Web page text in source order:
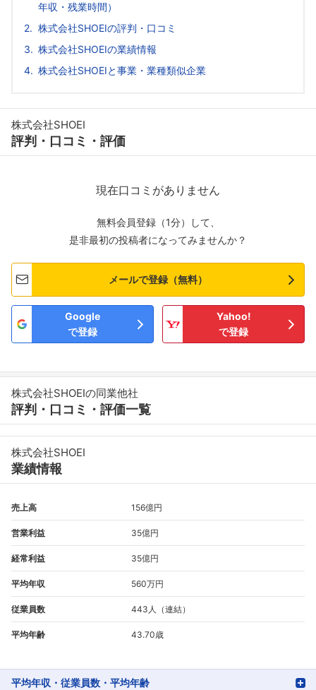
年収・残業時間）
株式会社SHOEIの評判・口コミ
株式会社SHOEIの業績情報
株式会社SHOEIと事業・業種類似企業
株式会社SHOEI
評判・口コミ・評価
現在口コミがありません
無料会員登録（1分）して、
是非最初の投稿者になってみませんか？
メールで登録（無料）
Google
で登録
Yahoo!
で登録
株式会社SHOEIの同業他社
評判・口コミ・評価一覧
株式会社SHOEI
業績情報
売上高 156億円
営業利益 35億円
経常利益 35億円
平均年収 560万円
従業員数 443人（連結）
平均年齢 43.70歳
平均年収・従業員数・平均年齢